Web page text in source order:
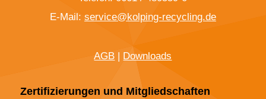
E-Mail: service@kolping-recycling.de
AGB | Downloads
Zertifizierungen und Mitgliedschaften